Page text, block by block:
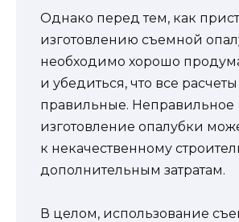
Однако перед тем, как
изготовлению съемной
необходимо хорошо
и убедиться, что все расчеты
правильные. Неправильное
изготовление опалубки
к некачественному
дополнительным затратам.
В целом, использование